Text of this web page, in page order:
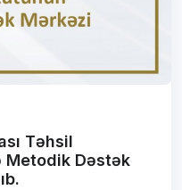
Təhsil
Dəstək